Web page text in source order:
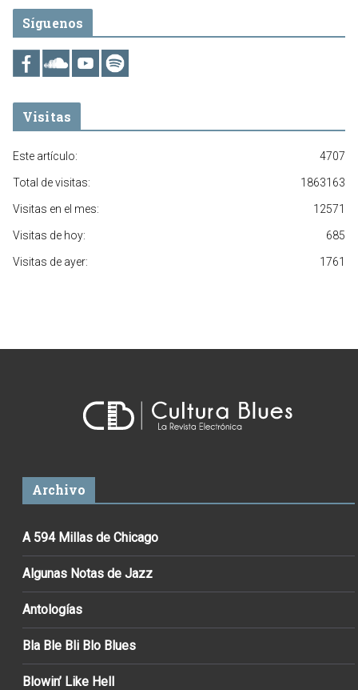
Síguenos
Visitas
4707
Este artículo:
1863163
Total de visitas:
12571
Visitas en el mes:
685
Visitas de hoy:
1761
Visitas de ayer:
Archivo
A 594 Millas de Chicago
Algunas Notas de Jazz
Antologías
Bla Ble Bli Blo Blues
Blowin’ Like Hell